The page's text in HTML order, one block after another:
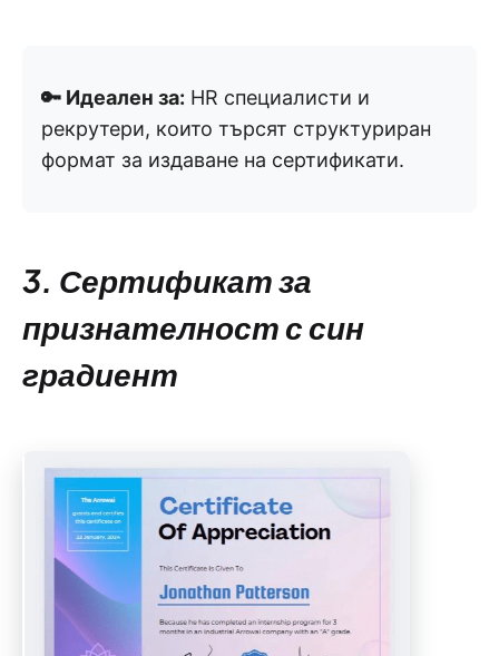
🔑 Идеален за: HR специалисти и
рекрутери, които търсят структуриран
формат за издаване на сертификати.
3. Сертификат за
признателност с син
градиент